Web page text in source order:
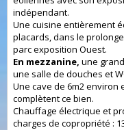
indépendant.
Une cuisine entièrement
placards, dans le
parc exposition Ouest.
En mezzanine, une
une salle de douches et
Une cave de 6m2 environ
complètent ce bien.
Chauffage électrique et
charges de copropriété :